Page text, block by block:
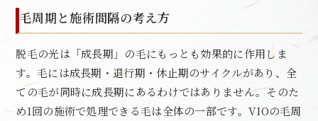
毛周期と施術間隔の考え方
脱毛の光は「成長期」の毛にもっとも効果的に作用しま
す。毛には成長期・退行期・休止期のサイクルがあり、全
ての毛が同時に成長期にあるわけではありません。そのた
め1回の施術で処理できる毛は全体の一部です。VIOの毛周